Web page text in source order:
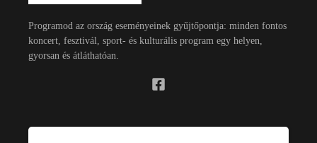
Programod az ország eseményeinek gyűjtőpontja: minden fontos
koncert, fesztivál, sport- és kulturális program egy helyen,
gyorsan és átláthatóan.